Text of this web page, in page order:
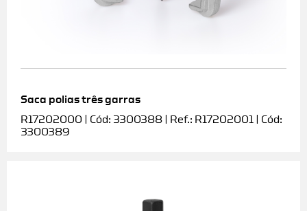
Saca polias três garras
R17202000 | Cód: 3300388 | Ref.: R17202001 | Cód:
3300389